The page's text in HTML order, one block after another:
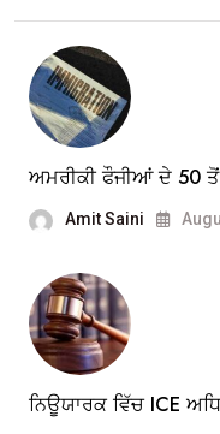
ਅਮਰੀਕੀ ਫੌਜੀਆਂ ਦੇ 50
Amit Saini
ਨਿਊਯਾਰਕ ਵਿੱਚ ICE